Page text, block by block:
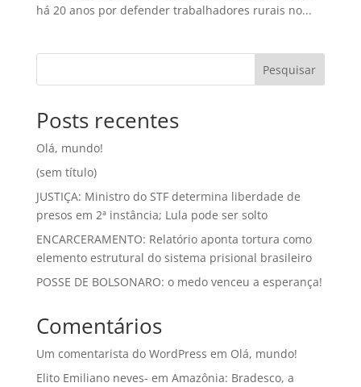
há 20 anos por defender trabalhadores rurais no...
Pesquisar
Posts recentes
Olá, mundo!
(sem título)
JUSTIÇA: Ministro do STF determina liberdade de
presos em 2ª instância; Lula pode ser solto
ENCARCERAMENTO: Relatório aponta tortura como
elemento estrutural do sistema prisional brasileiro
POSSE DE BOLSONARO: o medo venceu a esperança!
Comentários
Um comentarista do WordPress em Olá, mundo!
Elito Emiliano neves- em Amazônia: Bradesco, a